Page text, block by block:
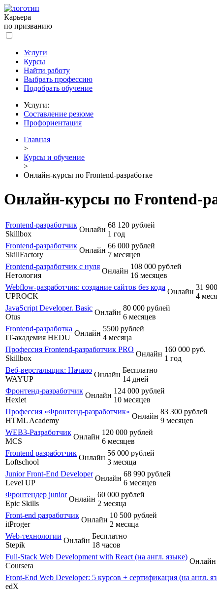
Карьера
по призванию
Услуги
Курсы
Найти работу
Выбрать профессию
Подобрать обучение
Услуги:
Составление резюме
Профориентация
Главная
>
Курсы и обучение
>
Онлайн-курсы по Frontend-разработке
Онлайн-курсы по Frontend-
Frontend-разработчик
Skillbox
Онлайн
68 120 рублей
1 год
Frontend-разработчик
SkillFactory
Онлайн
66 000 рублей
7 месяцев
Frontend-разработчик с нуля
Нетология
Онлайн
108 000 рублей
16 месяцев
Webflow-разработчик: создание сайтов без кода
UPROCK
Онлайн
31
4
JavaScript Developer. Basic
Otus
Онлайн
80 000 рублей
6 месяцев
Frontend-разработка
IT-академия HEDU
Онлайн
5500 рублей
4 месяца
Профессия Frontend-разработчик PRO
Skillbox
Онлайн
160 000 руб.
1 год
Веб-верстальщик: Начало
WAYUP
Онлайн
Бесплатно
14 дней
Фронтенд-разработчик
Hexlet
Онлайн
124 000 рублей
10 месяцев
Профессия «Фронтенд-разработчик»
HTML Academy
Онлайн
83 300 рублей
9 месяцев
WEB3-Разработчик
MCS
Онлайн
120 000 рублей
6 месяцев
Frontend разработчик
Loftschool
Онлайн
56 000 рублей
3 месяца
Junior Front-End Developer
Level UP
Онлайн
68 990 рублей
6 месяцев
Фронтендер junior
Epic Skills
Онлайн
60 000 рублей
2 месяца
Front-end разработчик
itProger
Онлайн
10 500 рублей
2 месяца
Web-технологии
Stepik
Онлайн
Бесплатно
18 часов
Full-Stack Web Development with React (на англ. языке)
Coursera
Онлайн
Front-End Web Developer: 5 курсов + сертификация (на англ.
edX